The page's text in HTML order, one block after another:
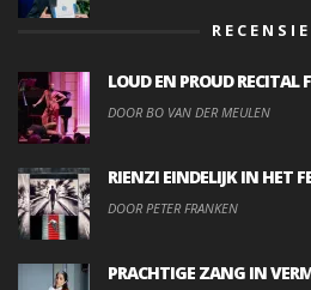
LOUD EN PROUD RECITAL
DOOR BO VAN DER MEULEN
RIENZI EINDELIJK IN HET
DOOR PETER FRANKEN
PRACHTIGE ZANG IN